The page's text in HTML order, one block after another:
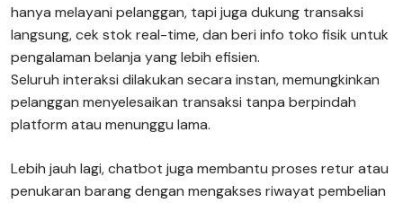
hanya melayani pelanggan, tapi juga dukung transaksi
langsung, cek stok real-time, dan beri info toko fisik untuk
pengalaman belanja yang lebih efisien.
Seluruh interaksi dilakukan secara instan, memungkinkan
pelanggan menyelesaikan transaksi tanpa berpindah
platform atau menunggu lama.
Lebih jauh lagi, chatbot juga membantu proses retur atau
penukaran barang dengan mengakses riwayat pembelian